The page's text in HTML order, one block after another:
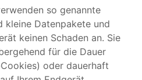
so genannte
kleine Datenpakete und
keinen Schaden an. Sie
für die Dauer
oder dauerhaft